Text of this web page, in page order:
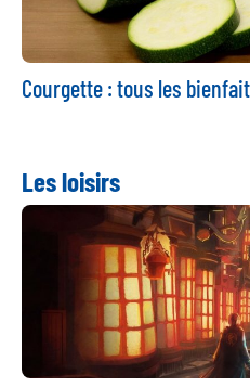
Courgette : tous les
Les loisirs